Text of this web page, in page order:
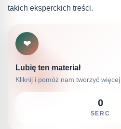
takich eksperckich treści.
❤
Lubię ten materiał
Kliknij i pomóż nam tworzyć
0
SERC